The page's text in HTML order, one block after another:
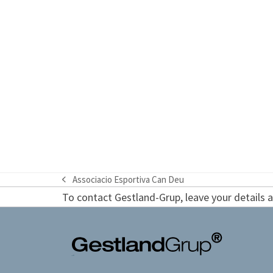
previous
post:
Associacio Esportiva Can Deu
To contact Gestland-Grup, leave your details